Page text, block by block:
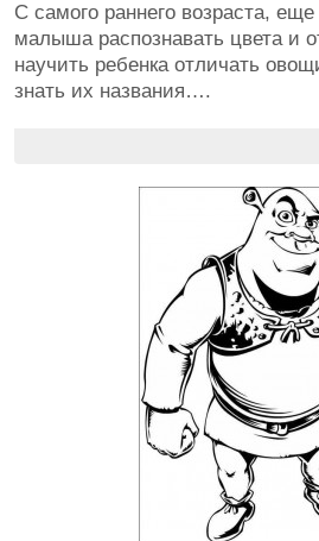
С самого раннего возраста,
малыша распознавать цвета и
научить ребенка отличать
знать их названия….